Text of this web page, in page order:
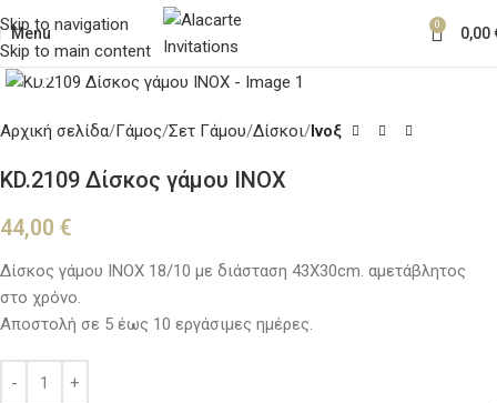
Skip to navigation
Skip to main content
Menu 0 0,00
Κλικ για μεγέθυνση
Αρχική σελίδα Γάμος Σετ Γάμου Δίσκοι Ινοξ
KD.2109 Δίσκος γάμου ΙΝΟΧ
44,00 €
Δίσκος γάμου ΙΝΟΧ 18/10 με διάσταση 43Χ30cm. αμετάβλητος
στο χρόνο.
Αποστολή σε 5 έως 10 εργάσιμες ημέρες.